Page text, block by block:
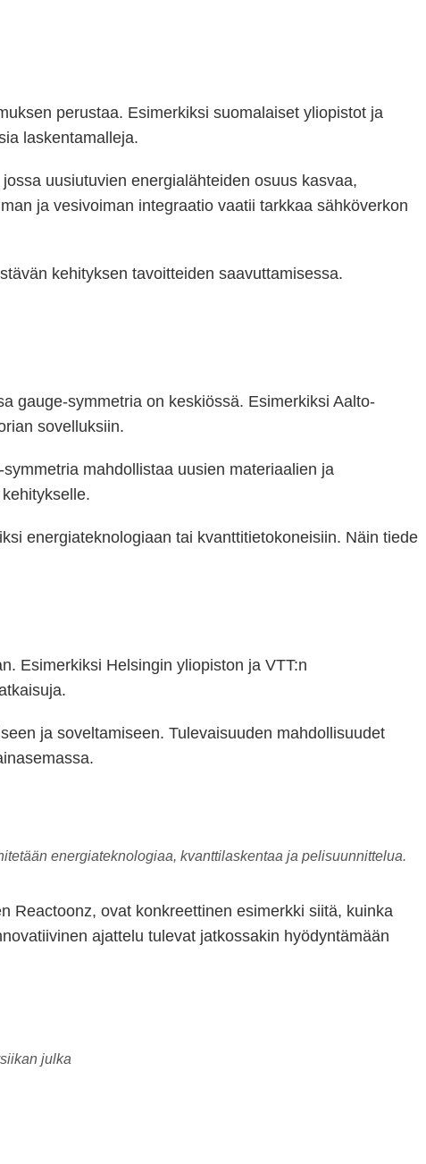
perustaa. Esimerkiksi suomalaiset yliopistot ja
laskentamalleja.
uusiutuvien energialähteiden osuus kasvaa,
ja vesivoiman integraatio vaatii tarkkaa sähköverkon
kehityksen tavoitteiden saavuttamisessa.
gauge-symmetria on keskiössä. Esimerkiksi Aalto-
sovelluksiin.
mahdollistaa uusien materiaalien ja
energiateknologiaan tai kvanttitietokoneisiin. Näin tiede
Esimerkiksi Helsingin yliopiston ja VTT:n
ja soveltamiseen. Tulevaisuuden mahdollisuudet
energiateknologiaa, kvanttilaskentaa ja pelisuunnittelua.
Reactoonz, ovat konkreettinen esimerkki siitä, kuinka
ajattelu tulevat jatkossakin hyödyntämään
julka